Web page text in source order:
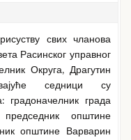
свих чланова
Расинског управног
Округа, Драгутин
седници су
градоначелник града
општине
општине Варварин